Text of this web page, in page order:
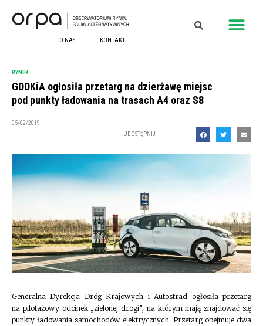
O NAS KONTAKT
RYNEK
GDDKiA ogłosiła przetarg na dzierżawę miejsc
pod punkty ładowania na trasach A4 oraz S8
05/02/2019
UDOSTĘPNIJ
Generalna Dyrekcja Dróg Krajowych i Autostrad ogłosiła przetarg
na pilotażowy odcinek „zielonej drogi”, na którym mają znajdować się
punkty ładowania samochodów elektrycznych. Przetarg obejmuje dwa